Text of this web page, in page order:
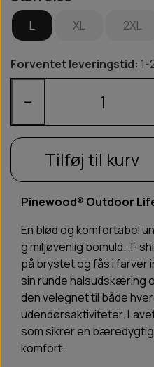
L XL 2XL
Forventet leveringstid: 1-
−
Tilføj til kurv
Pinewood® Outdoor
En blød og komfortabel
g miljøvenlig bomuld. T-
på brystet og fås i farver
sin runde halsudskæring
den velegnet til både
udendørsaktiviteter.
som sikrer en
komfort.